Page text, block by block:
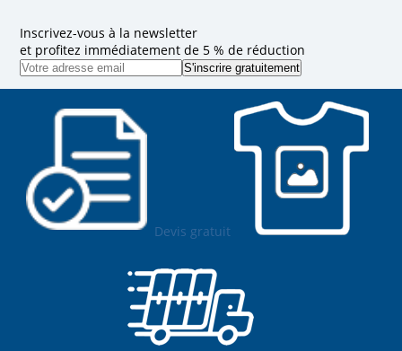
Inscrivez-vous à la newsletter
et profitez immédiatement de 5 % de réduction
Devis gratuit